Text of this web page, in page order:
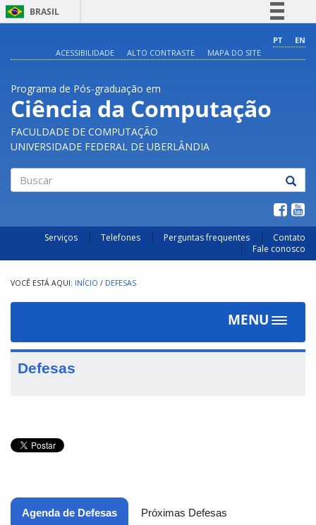
BRASIL
Comunica BR
Acesso à informação
Legislação
PT
EN
ACESSIBILIDADE
ALTO CONTRASTE MAPA DO SITE
Programa de Pós-graduação em
Ciência da Computação
FACULDADE DE COMPUTAÇÃO
UNIVERSIDADE FEDERAL DE UBERLÂNDIA
Serviços Telefones Perguntas frequentes
Contato
Fale conosco
INÍCIO / DEFESAS
MENU
Toggle
Defesas
Agenda de Defesas (aba ativa)
Próximas Defesas